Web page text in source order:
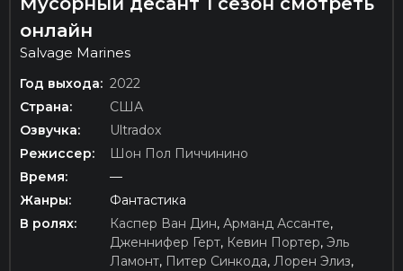
онлайн
Salvage Marines
Год выхода: 2022
Страна:
США
Озвучка:
Ultradox
Режиссер:
Шон Пол Пиччинино
Время:
—
Жанры:
Фантастика
В ролях:
Каспер Ван Дин, Арманд Ассанте,
Дженнифер Герт, Кевин Портер, Эль
Ламонт, Питер Синкода, Лорен Элиз,